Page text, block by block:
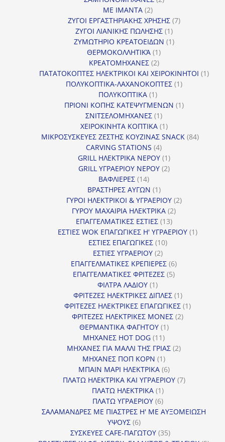
ΜΕ ΙΜΑΝΤΑ 22
προϊόντα
ΖΥΓΟΙ ΕΡΓΑΣΤΗΡΙΑΚΗΣ ΧΡΗΣΗΣ 77
ΖΥΓΟΙ ΛΙΑΝΙΚΗΣ ΠΩΛΗΣΗΣ 11
προϊόν
ΖΥΜΩΤΗΡΙΟ ΚΡΕΑΤΟΕΙΔΩΝ 11
ΘΕΡΜΟΚΟΛΛΗΤΙΚΆ 11
προϊόν
ΚΡΕΑΤΟΜΗΧΑΝΕΣ 22
προϊόντα
ΠΑΤΑΤΟΚΟΠΤΕΣ ΗΛΕΚΤΡΙΚΟΙ ΚΑΙ ΧΕΙΡΟΚΙΝΗΤΟΙ 11
ΠΟΛΥΚΟΠΤΙΚΑ-ΛΑΧΑΝΟΚΟΠΤΕΣ 11
ΠΟΛΥΚΟΠΤΙΚΑ 11
προϊόν
ΠΡΙΟΝΙ ΚΟΠΗΣ ΚΑΤΕΨΥΓΜΕΝΩΝ 11
ΣΝΙΤΣΕΛΟΜΗΧΑΝΕΣ 11
προϊόν
ΧΕΙΡΟΚΙΝΗΤΑ ΚΟΠΤΙΚΑ 11
προϊόν
ΜΙΚΡΟΣΥΣΚΕΥΕΣ ΖΕΣΤΗΣ ΚΟΥΖΙΝΑΣ SNACK 8484
CARVING STATIONS 44
προϊόντα
GRILL ΗΛΕΚΤΡΙΚΑ ΝΕΡΟΥ 11
προϊόν
GRILL ΥΓΡΑΕΡΙΟΥ ΝΕΡΟΥ 22
ΒΑΦΛΙΕΡΕΣ 1414
προϊόντα
ΒΡΑΣΤΗΡΕΣ ΑΥΓΩΝ 11
προϊόν
ΓΥΡΟΙ ΗΛΕΚΤΡΙΚΟΙ & ΥΓΡΑΕΡΙΟΥ 22
ΓΥΡΟΥ ΜΑΧΑΙΡΙΑ ΗΛΕΚΤΡΙΚΑ 22
ΕΠΑΓΓΕΛΜΑΤΙΚΕΣ ΕΣΤΙΕΣ 1313
προϊόντα
ΕΣΤΙΕΣ WOK ΕΠΑΓΩΓΙΚΕΣ Η' ΥΓΡΑΕΡΙΟΥ 11
ΕΣΤΙΕΣ ΕΠΑΓΩΓΙΚΕΣ 1010
ΕΣΤΙΕΣ ΥΓΡΑΕΡΙΟΥ 22
προϊόντα
ΕΠΑΓΓΕΛΜΑΤΙΚΕΣ ΚΡΕΠΙΕΡΕΣ 66
προϊόντα
ΕΠΑΓΓΕΛΜΑΤΙΚΕΣ ΦΡΙΤΕΖΕΣ 55
ΦΙΛΤΡΑ ΛΑΔΙΟΥ 11
προϊόν
ΦΡΙΤΕΖΕΣ ΗΛΕΚΤΡΙΚΕΣ ΔΙΠΛΕΣ 11
προϊόν
ΦΡΙΤΕΖΕΣ ΗΛΕΚΤΡΙΚΕΣ ΕΠΑΓΩΓΙΚΕΣ 11
ΦΡΙΤΕΖΕΣ ΗΛΕΚΤΡΙΚΕΣ ΜΟΝΕΣ 22
ΘΕΡΜΑΝΤΙΚΑ ΦΑΓΗΤΟΥ 11
ΜΗΧΑΝΕΣ HOT DOG 1111
προϊόντα
ΜΗΧΑΝΕΣ ΓΙΑ ΜΑΛΛΙ ΤΗΣ ΓΡΙΑΣ 22
ΜΗΧΑΝΕΣ ΠΟΠ ΚΟΡΝ 11
προϊόν
ΜΠΑΙΝ ΜΑΡΙ ΗΛΕΚΤΡΙΚΑ 66
προϊόντα
ΠΛΑΤΩ ΗΛΕΚΤΡΙΚΑ ΚΑΙ ΥΓΡΑΕΡΙΟΥ 77
ΠΛΑΤΩ ΗΛΕΚΤΡΙΚΑ 11
προϊόν
ΠΛΑΤΩ ΥΓΡΑΕΡΙΟΥ 66
προϊόντα
ΣΑΛΑΜΑΝΔΡΕΣ ΜΕ ΠΙΑΣΤΡΕΣ Η' ΜΕ ΑΥΞΟΜΕΙΩΣΗ
ΥΨΟΥΣ 66
προϊόντα
ΣΥΣΚΕΥΕΣ CAFE-ΠΑΓΩΤΟΥ 3535